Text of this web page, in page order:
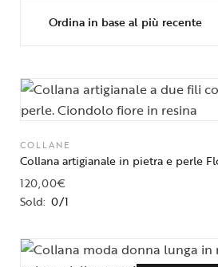
COLLANE
Collana artigianale in pietra e perle
120,00€
Sold: 0/1